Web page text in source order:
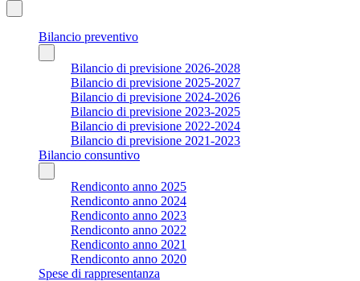
Bilancio preventivo
Bilancio di previsione 2026-2028
Bilancio di previsione 2025-2027
Bilancio di previsione 2024-2026
Bilancio di previsione 2023-2025
Bilancio di previsione 2022-2024
Bilancio di previsione 2021-2023
Bilancio consuntivo
Rendiconto anno 2025
Rendiconto anno 2024
Rendiconto anno 2023
Rendiconto anno 2022
Rendiconto anno 2021
Rendiconto anno 2020
Spese di rappresentanza